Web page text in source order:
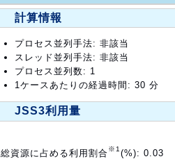
計算情報
プロセス並列手法: 非該当
スレッド並列手法: 非該当
プロセス並列数: 1
1ケースあたりの経過時間: 30 分
JSS3利用量
総資源に占める利用割合※1 (%): 0.03